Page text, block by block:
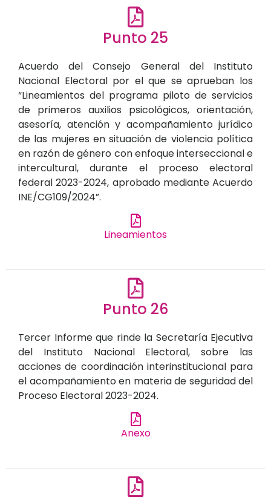
Punto 25
Acuerdo del Consejo General del Instituto
Nacional Electoral por el que se aprueban los
“Lineamientos del programa piloto de servicios
de primeros auxilios psicológicos, orientación,
asesoría, atención y acompañamiento jurídico
de las mujeres en situación de violencia política
en razón de género con enfoque interseccional e
intercultural, durante el proceso electoral
federal 2023-2024, aprobado mediante Acuerdo
INE/CG109/2024”.
Lineamientos
Punto 26
Tercer Informe que rinde la Secretaría Ejecutiva
del Instituto Nacional Electoral, sobre las
acciones de coordinación interinstitucional para
el acompañamiento en materia de seguridad del
Proceso Electoral 2023-2024.
Anexo